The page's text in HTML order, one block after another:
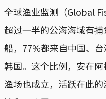
全球渔业监测（Global
超过一半的公海海域有
船，77%都来自中国、
韩国。这个比例，安在
渔场也成立，活跃在此